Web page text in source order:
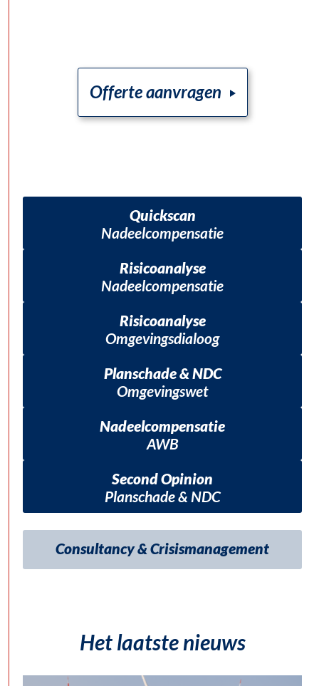
Offerte aanvragen
Quickscan
Nadeelcompensatie
Risicoanalyse
Nadeelcompensatie
Risicoanalyse
Omgevingsdialoog
Planschade & NDC
Omgevingswet
Nadeelcompensatie
AWB
Second Opinion
Planschade & NDC
Consultancy & Crisismanagement
Het laatste nieuws